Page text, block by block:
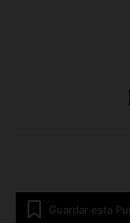
Guardar esta